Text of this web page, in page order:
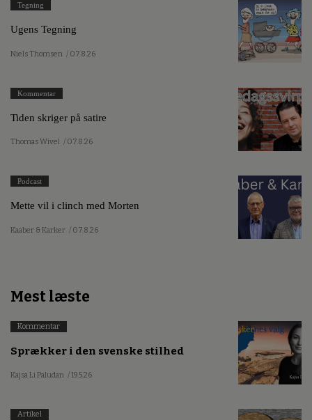
Tegning
Ugens Tegning
Niels Thomsen / 07.8.26
Kommentar
Tiden skriger på satire
Thomas Wivel / 07.8.26
Podcast
Mette vil i clinch med Morten
Kaaber & Karker / 07.8.26
Mest læste
Kommentar
Sprækker i den svenske stilhed
Kajsa Li Paludan / 19.5.26
Artikel